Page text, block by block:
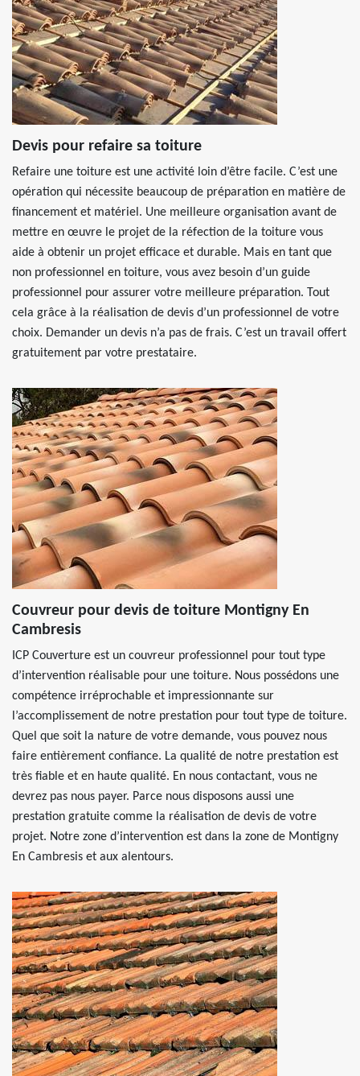
Devis pour refaire sa toiture
Refaire une toiture est une activité loin d’être facile. C’est une
opération qui nécessite beaucoup de préparation en matière de
financement et matériel. Une meilleure organisation avant de
mettre en œuvre le projet de la réfection de la toiture vous
aide à obtenir un projet efficace et durable. Mais en tant que
non professionnel en toiture, vous avez besoin d’un guide
professionnel pour assurer votre meilleure préparation. Tout
cela grâce à la réalisation de devis d’un professionnel de votre
choix. Demander un devis n’a pas de frais. C’est un travail offert
gratuitement par votre prestataire.
Couvreur pour devis de toiture Montigny En
Cambresis
ICP Couverture est un couvreur professionnel pour tout type
d’intervention réalisable pour une toiture. Nous possédons une
compétence irréprochable et impressionnante sur
l’accomplissement de notre prestation pour tout type de toiture.
Quel que soit la nature de votre demande, vous pouvez nous
faire entièrement confiance. La qualité de notre prestation est
très fiable et en haute qualité. En nous contactant, vous ne
devrez pas nous payer. Parce nous disposons aussi une
prestation gratuite comme la réalisation de devis de votre
projet. Notre zone d’intervention est dans la zone de Montigny
En Cambresis et aux alentours.